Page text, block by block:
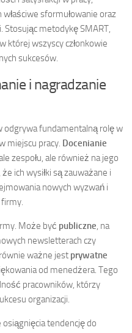
sformułowanie oraz
Stosując metodykę SMART,
której wszyscy członkowie
sukcesów.
i nagradzanie
odgrywa fundamentalną rolę w
miejscu pracy. Docenianie
zespołu, ale również na jego
ich wysiłki są zauważane i
nowych wyzwań i
firmy.
Może być publiczne, na
newsletterach czy
ważne jest prywatne
od menedżera. Tego
pracowników, którzy
organizacji.
osiągnięcia tendencję do